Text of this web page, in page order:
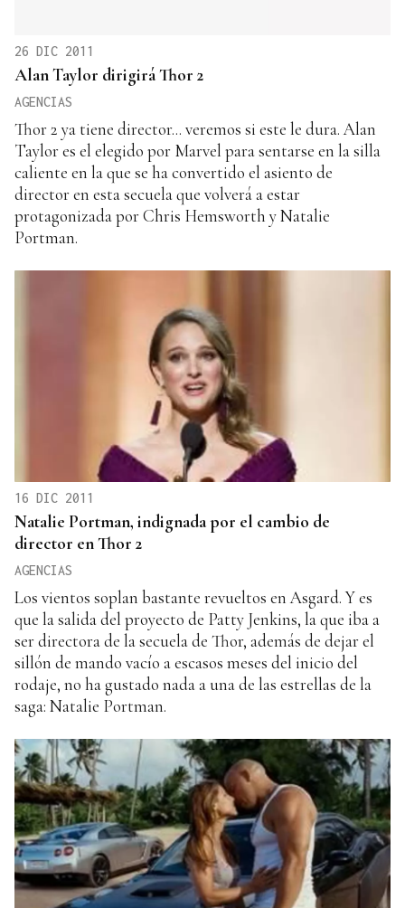
26 DIC 2011
Alan Taylor dirigirá Thor 2
AGENCIAS
Thor 2 ya tiene director... veremos si este le dura. Alan
Taylor es el elegido por Marvel para sentarse en la silla
caliente en la que se ha convertido el asiento de
director en esta secuela que volverá a estar
protagonizada por Chris Hemsworth y Natalie
Portman.
16 DIC 2011
Natalie Portman, indignada por el cambio de
director en Thor 2
AGENCIAS
Los vientos soplan bastante revueltos en Asgard. Y es
que la salida del proyecto de Patty Jenkins, la que iba a
ser directora de la secuela de Thor, además de dejar el
sillón de mando vacío a escasos meses del inicio del
rodaje, no ha gustado nada a una de las estrellas de la
saga: Natalie Portman.